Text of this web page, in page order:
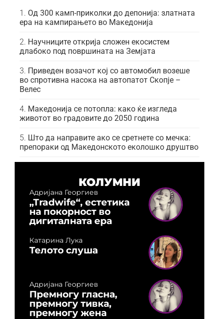
Од 300 камп-приколки до депонија: златната
ера на кампирањето во Македонија
Научниците открија сложен екосистем
длабоко под површината на Земјата
Приведен возачот кој со автомобил возеше
во спротивна насока на автопатот Скопје –
Велес
Македонија се потопла: како ќе изгледа
животот во градовите до 2050 година
Што да направите ако се сретнете со мечка:
препораки од Македонското еколошко друштво
КОЛУМНИ
Адријана Георгиев
„Tradwife“, естетика
на покорност во
дигиталната ера
Катарина Лука
Телото слуша
Адријана Георгиев
Премногу гласна,
премногу тивка,
премногу жена